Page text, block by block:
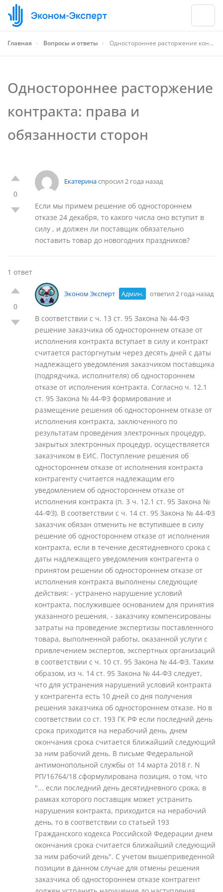
Главная › Вопросы и ответы › Одностороннее расторжение контракта: права и обязанности сторон
Одностороннее расторжение
контракта: права и
обязанности сторон
0
Екатеринаспросил 2 года назад
Если мы примем решение об одностороннем
отказе 24 декабря, то какого числа оно вступит в
силу , и должен ли поставщик обязательно
поставить товар до новогодних праздников?
1 ответ
0
Эконом Эксперт Админ. ответил 2 года назад
В соответствии с ч. 13 ст. 95 Закона № 44-ФЗ
решение заказчика об одностороннем отказе от
исполнения контракта вступает в силу и контракт
считается расторгнутым через десять дней с даты
надлежащего уведомления заказчиком поставщика
(подрядчика, исполнителя) об одностороннем
отказе от исполнения контракта. Согласно ч. 12.1
ст. 95 Закона № 44-ФЗ формирование и
размещение решения об одностороннем отказе от
исполнения контракта, заключенного по
результатам проведения электронных процедур,
закрытых электронных процедур, осуществляется
заказчиком в ЕИС. Поступление решения об
одностороннем отказе от исполнения контракта
контрагенту считается надлежащим его
уведомлением об одностороннем отказе от
исполнения контракта (п. 3 ч. 12.1 ст. 95 Закона №
44-ФЗ). В соответствии с ч. 14 ст. 95 Закона № 44-ФЗ
заказчик обязан отменить не вступившее в силу
решение об одностороннем отказе от исполнения
контракта, если в течение десятидневного срока с
даты надлежащего уведомления контрагента о
принятом решении об одностороннем отказе от
исполнения контракта выполнены следующие
действия: - устранено нарушение условий
контракта, послужившее основанием для принятия
указанного решения, - заказчику компенсированы
затраты на проведение экспертизы поставленного
товара, выполненной работы, оказанной услуги с
привлечением экспертов, экспертных организаций
в соответствии с ч. 10 ст. 95 Закона № 44-ФЗ. Таким
образом, из ч. 14 ст. 95 Закона № 44-ФЗ следует,
что для устранения нарушений условий контракта
у контрагента есть 10 дней со дня получения
решения заказчика об одностороннем отказе. Но в
соответствии со ст. 193 ГК РФ если последний день
срока приходится на нерабочий день, днем
окончания срока считается ближайший следующий
за ним рабочий день. В письме Федеральной
антимонопольной службы от 14 марта 2018 г. N
РП/16764/18 сформулирована позиция, о том, что
"... если последний день десятидневного срока, в
рамках которого поставщик может устранить
нарушения контракта, приходится на нерабочий
день, то в соответствии со статьей 193
Гражданского кодекса Российской Федерации днем
окончания срока считается ближайший следующий
за ним рабочий день". С учетом вышеприведенной
позиции в данном случае для отмены решения
заказчика об одностороннем отказе контрагент